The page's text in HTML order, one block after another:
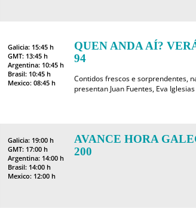
Galicia: 15:45 h
GMT: 13:45 h
Argentina: 10:45 h
Brasil: 10:45 h
Mexico: 08:45 h
QUEN ANDA AÍ?
94
Contidos frescos e sorprendentes,
presentan Juan Fuentes, Eva
Galicia: 19:00 h
GMT: 17:00 h
Argentina: 14:00 h
Brasil: 14:00 h
Mexico: 12:00 h
AVANCE HORA
200